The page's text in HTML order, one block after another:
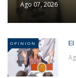
Ago 07, 2026
OPINION El